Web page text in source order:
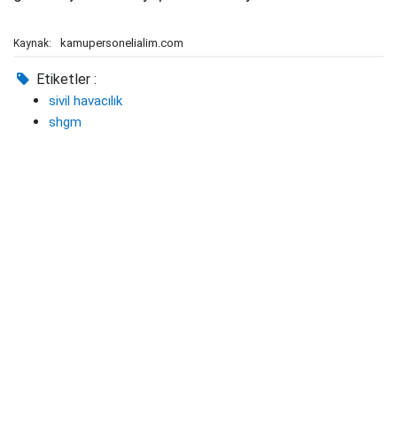
Kaynak: kamupersonelialim.com
Etiketler :
sivil havacılık
shgm